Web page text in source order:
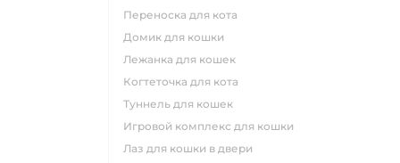
переноска для кота
домик для кошки
лежанка для кошек
когтеточка для кота
туннель для кошек
игровой комплекс для кошки
лаз для кошки в двери